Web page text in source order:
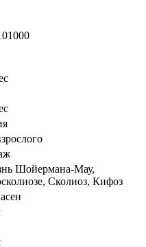
Шойермана-Мау,
Сколиоз, Кифоз